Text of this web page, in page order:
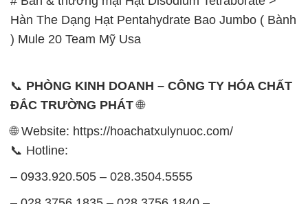
– 0933.920.505 – 028.3504.5555
– 028.3756.1835 – 028.3756.1840 –
– 0932.660.696 – 0901.326.566 – 0906.387.866 –
0902.765.866
📧 Email: hoachat@dactruongphat.vn
GIỜ LÀM VIỆC TẠI CÔNG TY HÓA CHẤT ĐẮC
TRƯỜNG PHÁT
Thời gian làm việctại Hóa Chất Đắc Trường Phát